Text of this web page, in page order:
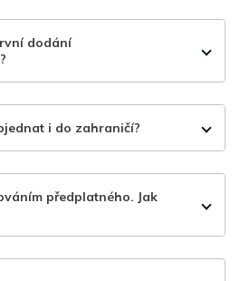
dodání
i do zahraničí?
předplatného. Jak